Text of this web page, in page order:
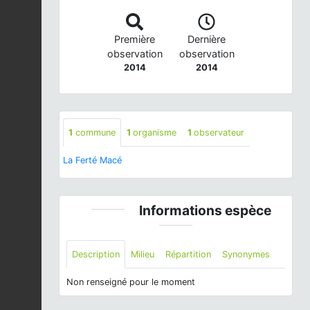
Première
observation
2014
Dernière
observation
2014
1 commune 1 organisme 1 observateur
La Ferté Macé
Informations espèce
Description Milieu Répartition Synonymes
Non renseigné pour le moment